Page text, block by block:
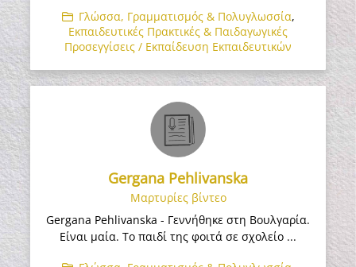
Γλώσσα, Γραμματισμός & Πολυγλωσσία,
Εκπαιδευτικές Πρακτικές & Παιδαγωγικές
Προσεγγίσεις / Εκπαίδευση Εκπαιδευτικών
Gergana Pehlivanska
Μαρτυρίες βίντεο
Gergana Pehlivanska - Γεννήθηκε στη Βουλγαρία.
Είναι μαία. Το παιδί της φοιτά σε σχολείο ...